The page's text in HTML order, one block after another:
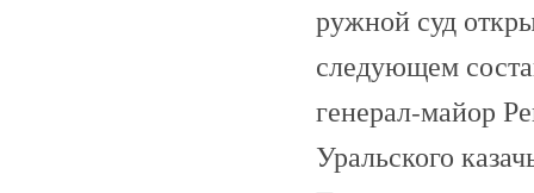
ружной суд
следующем
генерал-майор
Уральского